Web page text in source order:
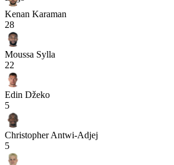
Kenan Karaman
28
Moussa Sylla
22
Edin Džeko
5
Christopher Antwi-Adjej
5